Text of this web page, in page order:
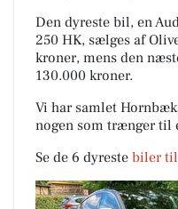
Den dyreste bil, en
250 HK, sælges af
kroner, mens den
130.000 kroner.
Vi har samlet
nogen som trænger til
Se de 6 dyreste biler